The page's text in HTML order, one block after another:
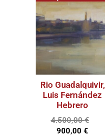
Rio Guadalquivir,
Luis Fernández
Hebrero
4.500,00€
900,00 €